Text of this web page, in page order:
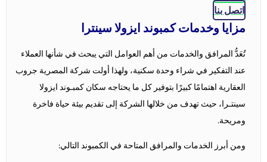
اتصل بنا
مزايا وخدمات كمبوند ايزولا سينترا
تُعَدُّ المرافق والخدمات من أهم العوامل التي يبحث في شأنها العملاء
عند التفكير في شراء وحدة سكنية، ولهذا أولت شركة المصرية جروب
العقارية اهتمامًا كبيرًا بتوفير كل ما يحتاجه سكان كمبـوند ايزولا
سينتـرا، حيث تهدف من خلالها الشركة إلى تقديم بيئة حياة فاخرة
ومريحة.
ومن أبرز الخدمات والمرافق المتاحة في الكمبوند التالي: